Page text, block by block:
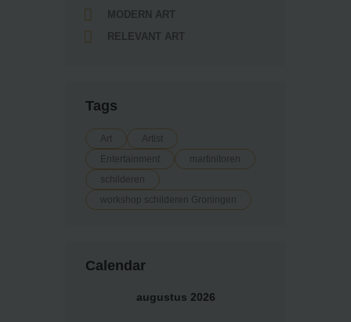
MODERN ART
RELEVANT ART
Tags
Art
Artist
Entertainment
martinitoren
schilderen
workshop schilderen Groningen
Calendar
augustus 2026